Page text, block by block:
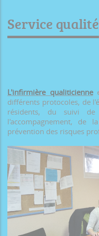
Service qualité
L'infirmière qualiticienne
différents protocoles, de
résidents, du suivi
l'accompagnement, de
prévention des risques